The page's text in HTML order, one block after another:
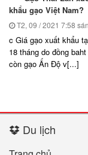
khẩu gạo Việt Nam?
T2, 09 / 2021 7:58
c Giá gạo xuất khẩu
18 tháng do đồng
còn gạo Ấn Độ v[...]
Du lịch